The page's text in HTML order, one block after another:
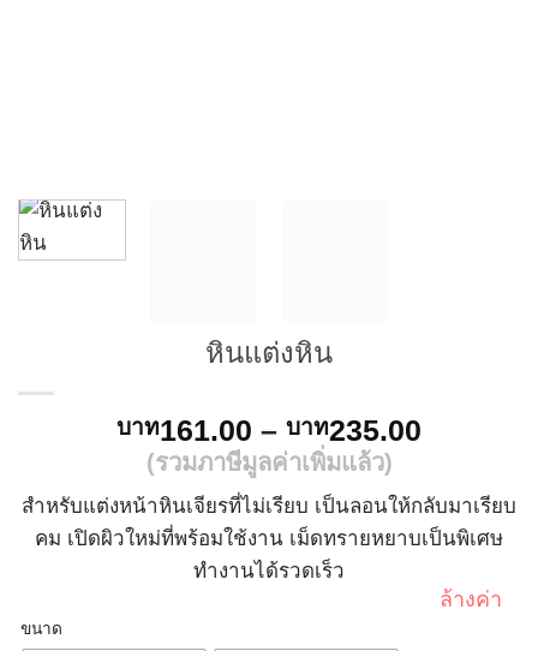
หินแต่งหิน
บาท161.00 – บาท235.00
บาท
through
บาท
(รวมภาษีมูลค่าเพิ่มแล้ว)
สำหรับแต่งหน้าหินเจียรที่ไม่เรียบ เป็นลอนให้กลับมาเรียบ
คม เปิดผิวใหม่ที่พร้อมใช้งาน เม็ดทรายหยาบเป็นพิเศษ
ทำงานได้รวดเร็ว
ขนาด
ล้างค่า